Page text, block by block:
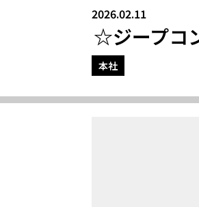
2026.02.11
☆ジープコ
本社